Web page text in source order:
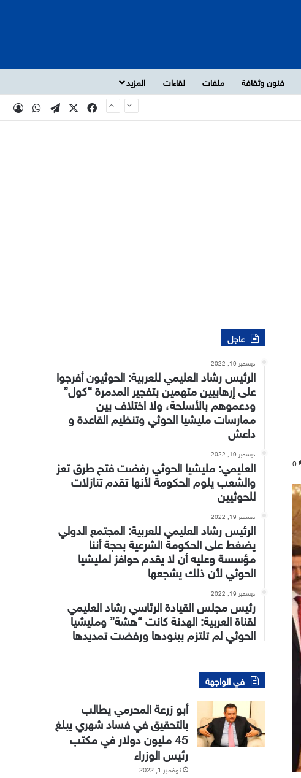
فنون وثقافة ملفات لقاءات المزيد
فيسبوك تيلقرامواتساب
0
عاجل
ديسمبر 19, 2022
الرئيس رشاد العليمي للعربية: الحوثيون أفرجوا
على إرهابيين متهمين بتفجير المدمرة “كول”
ودعموهم بالأسلحة، ولا اختلاف بين
ممارسات مليشيا الحوثي وتنظيم القاعدة و
داعش
ديسمبر 19, 2022
العليمي: مليشيا الحوثي رفضت فتح طرق تعز
والشعب يلوم الحكومة لأنها تقدم تنازلات
للحوثيين
ديسمبر 19, 2022
الرئيس رشاد العليمي للعربية: المجتمع الدولي
يضغط على الحكومة الشرعية بحجة أننا
مؤسسة وعليه أن لا يقدم حوافز لمليشيا
الحوثي لأن ذلك يشجعها
ديسمبر 19, 2022
رئيس مجلس القيادة الرئاسي رشاد العليمي
لقناة العربية: الهدنة كانت “هشة” ومليشيا
الحوثي لم تلتزم ببنودها ورفضت تمديدها
في الواجهة
أبو زرعة المحرمي يطالب
بالتحقيق في فساد شهري يبلغ
45 مليون دولار في مكتب
رئيس الوزراء
نوفمبر 1, 2022